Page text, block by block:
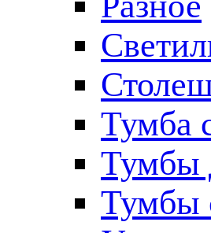
Тумба
Тумбы
Тумбы